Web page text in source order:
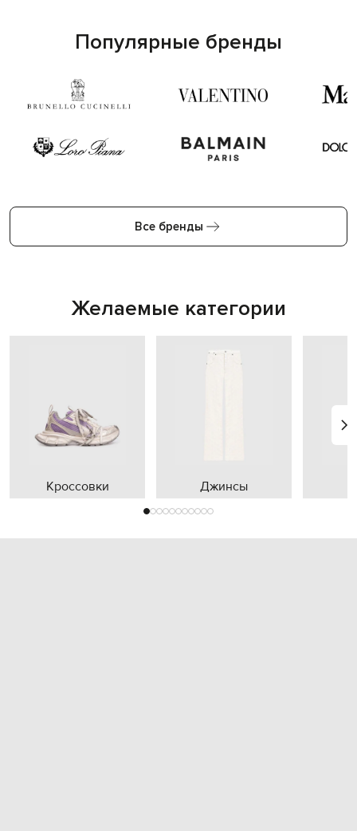
Популярные бренды
Все бренды
Желаемые категории
Кроссовки Джинсы